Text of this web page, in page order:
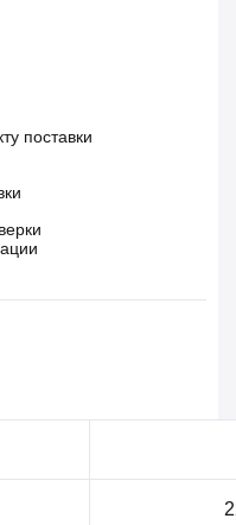
поставки